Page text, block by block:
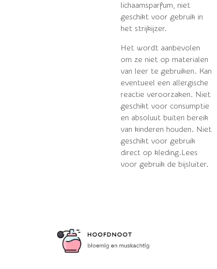
lichaamsparfum, niet
geschikt voor gebruik in
het strijkijzer.
Het wordt aanbevolen
om ze niet op materialen
van leer te gebruiken. Kan
eventueel een allergische
reactie veroorzaken. Niet
geschikt voor consumptie
en absoluut buiten bereik
van kinderen houden. Niet
geschikt voor gebruik
direct op kleding.Lees
voor gebruik de bijsluiter.